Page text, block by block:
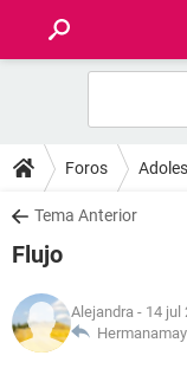
FOROS
SALUD
FAMILIA
NUTRICIÓN
Foros
Tema Anterior
Flujo
Alejandra - 14 jul